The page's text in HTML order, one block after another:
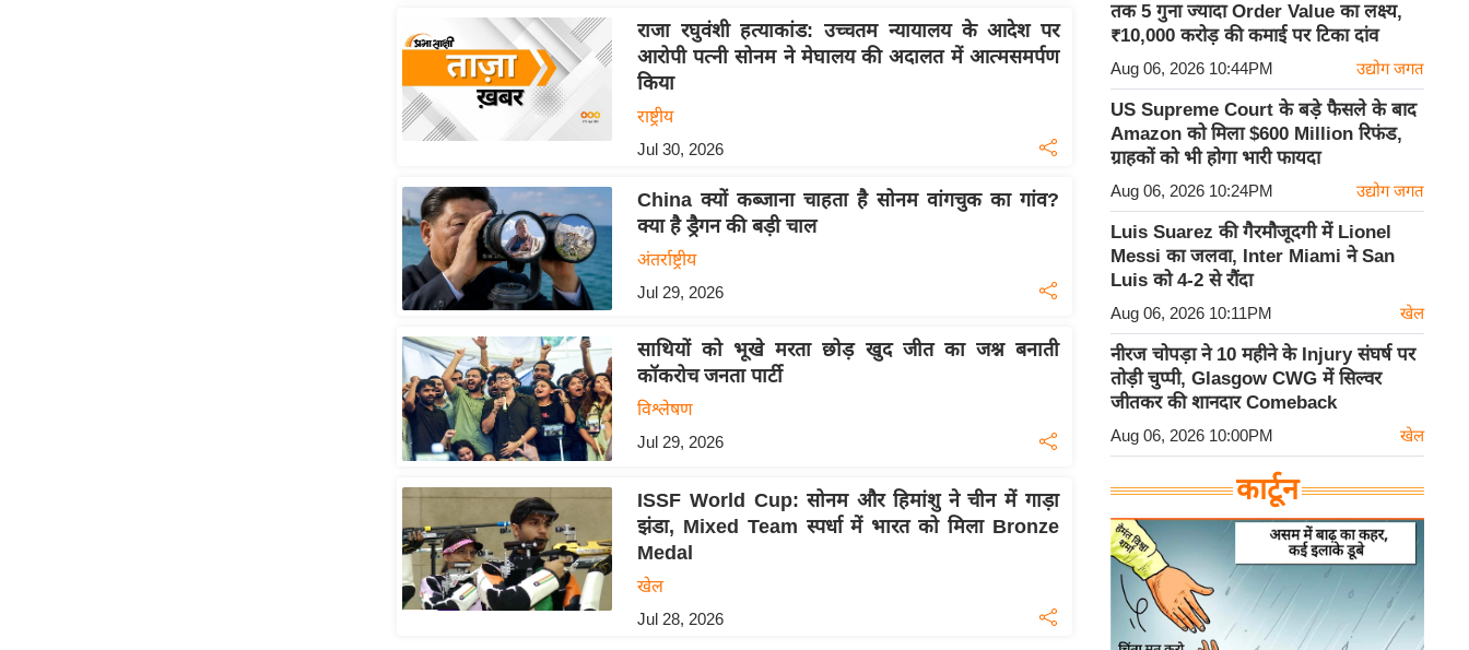
राजा रघुवंशी हत्याकांड: उच्चतम न्यायालय के आदेश पर
आरोपी पत्नी सोनम ने मेघालय की अदालत में आत्मसमर्पण
किया
राष्ट्रीय
Jul 30, 2026
China क्यों कब्जाना चाहता है सोनम वांगचुक का गांव?
क्या है ड्रैगन की बड़ी चाल
अंतर्राष्ट्रीय
Jul 29, 2026
साथियों को भूखे मरता छोड़ खुद जीत का जश्न बनाती
कॉकरोच जनता पार्टी
विश्लेषण
Jul 29, 2026
ISSF World Cup: सोनम और हिमांशु ने चीन में गाड़ा
झंडा, Mixed Team स्पर्धा में भारत को मिला Bronze
Medal
खेल
Jul 28, 2026
तक 5 गुना ज्यादा Order Value का लक्ष्य,
₹10,000 करोड़ की कमाई पर टिका दांव
Aug 06, 2026 10:44PM उद्योग जगत
US Supreme Court के बड़े फैसले के बाद
Amazon को मिला $600 Million रिफंड,
ग्राहकों को भी होगा भारी फायदा
Aug 06, 2026 10:24PM उद्योग जगत
Luis Suarez की गैरमौजूदगी में Lionel
Messi का जलवा, Inter Miami ने San
Luis को 4-2 से रौंदा
Aug 06, 2026 10:11PM खेल
नीरज चोपड़ा ने 10 महीने के Injury संघर्ष पर
तोड़ी चुप्पी, Glasgow CWG में सिल्वर
जीतकर की शानदार Comeback
Aug 06, 2026 10:00PM खेल
कार्टून